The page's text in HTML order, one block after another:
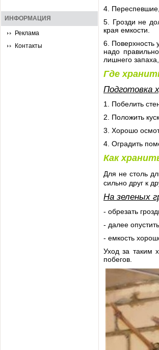
ИНФОРМАЦИЯ
Реклама
Контакты
4.
5. Грозди не
края емкости.
6. Поверхность
надо
лишнего
Где
Подготовка
1. Побелить
2. Положить
3. Хорошо
4. Оградить
Как
Для не столь
сильно друг к
На зеленых
- обрезать
- далее
- емкость
Уход за таким
побегов.